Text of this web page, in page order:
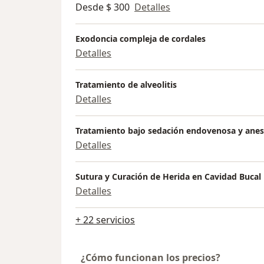
Desde $ 300 Detalles
Exodoncia compleja de cordales
Detalles
Tratamiento de alveolitis
Detalles
Tratamiento bajo sedación endovenosa y
Detalles
Sutura y Curación de Herida en Cavidad Bucal
Detalles
+ 22 servicios
¿Cómo funcionan los precios?